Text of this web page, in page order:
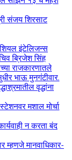
संजय शिरसाट
इंटेलिजन्स
ब्रिजेश सिंह
राजकारणातले
भाऊ मुनगंटीवार.
वृद्धांना
मशाल मोर्चा
न करता बंद
म्हणजे मानवाधिकार-